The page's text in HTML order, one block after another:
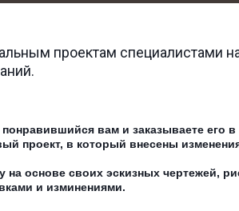
проектам специалистами
вам и заказываете его
проект, в который внесены
основе своих эскизных чертежей,
и изминениями.